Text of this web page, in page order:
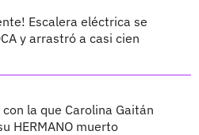
Escalera eléctrica se
y arrastró a casi cien
la que Carolina Gaitán
HERMANO muerto